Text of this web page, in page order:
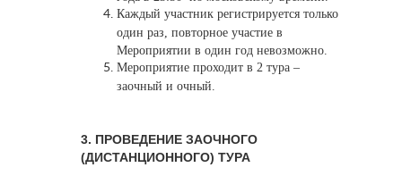
Каждый участник регистрируется только
один раз, повторное участие в
Мероприятии в один год невозможно.
Мероприятие проходит в 2 тура –
заочный и очный.
3. ПРОВЕДЕНИЕ ЗАОЧНОГО
(ДИСТАНЦИОННОГО) ТУРА